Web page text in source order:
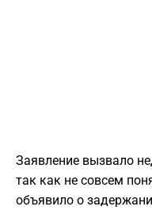
Заявление вызвало
так как не совсем
объявило о